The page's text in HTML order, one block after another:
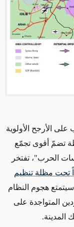
الأرجح الأولوية
تضمّ أقوى تجمّع
الحرب"، تفتخر
تحت مظلة تنظيم
هجوم النظام
المتواجدة على